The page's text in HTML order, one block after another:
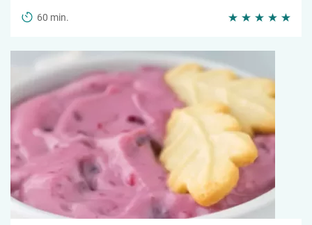
60 min.